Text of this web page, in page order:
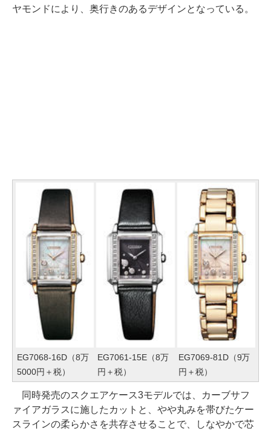
ヤモンドにより、奥行きのあるデザインとなっている。
EG7068-16D（8万
5000円＋税）
EG7061-15E（8万
円＋税）
EG7069-81D（9万
円＋税）
同時発売のスクエアケース3モデルでは、カーブサフ
ァイアガラスに施したカットと、やや丸みを帯びたケー
スラインの柔らかさを共存させることで、しなやかで芯